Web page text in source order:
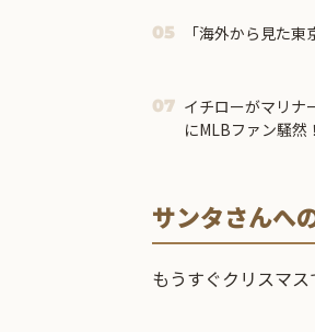
予想外の結果に・
05 「海外から見た
07 イチローがマリナ
にMLBファン騒
サンタさんへ
もうすぐクリスマス